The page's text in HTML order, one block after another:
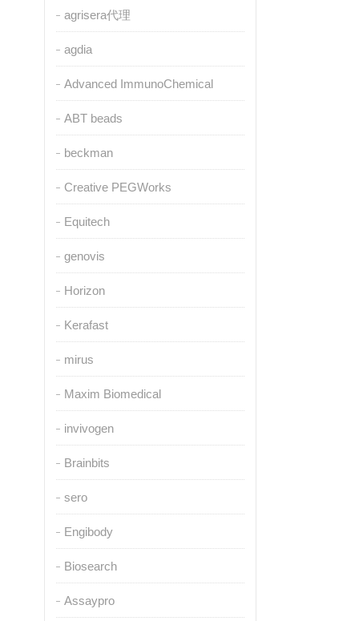
agrisera代理
agdia
Advanced ImmunoChemical
ABT beads
beckman
Creative PEGWorks
Equitech
genovis
Horizon
Kerafast
mirus
Maxim Biomedical
invivogen
Brainbits
sero
Engibody
Biosearch
Assaypro